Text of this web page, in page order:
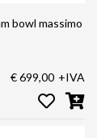
bowl massimo
€ 699,00 +IVA